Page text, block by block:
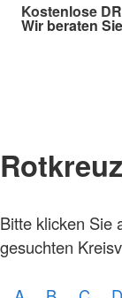
Kostenlose
Wir beraten
Bitte klicken Sie
gesuchten